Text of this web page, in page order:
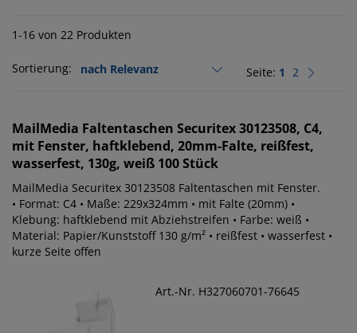
1-16 von 22 Produkten
Sortierung: Seite: 1 2
MailMedia Faltentaschen Securitex 30123508, C4,
mit Fenster, haftklebend, 20mm-Falte, reißfest,
wasserfest, 130g, weiß 100 Stück
MailMedia Securitex 30123508 Faltentaschen mit Fenster.
• Format: C4 • Maße: 229x324mm • mit Falte (20mm) •
Klebung: haftklebend mit Abziehstreifen • Farbe: weiß •
Material: Papier/Kunststoff 130 g/m² • reißfest • wasserfest •
kurze Seite offen
Art.-Nr. H327060701-76645